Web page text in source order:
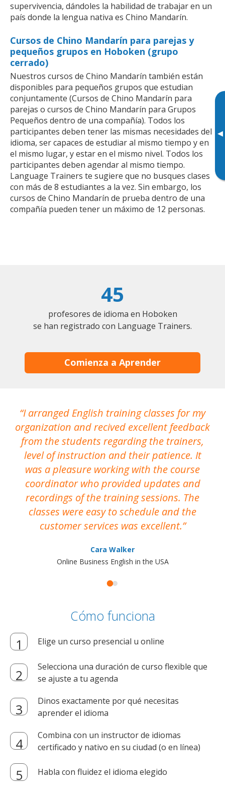
▸
supervivencia, dándoles la habilidad de trabajar en un
país donde la lengua nativa es Chino Mandarín.
Cursos de Chino Mandarín para parejas y
pequeños grupos en Hoboken (grupo
cerrado)
Nuestros cursos de Chino Mandarín también están
disponibles para pequeños grupos que estudian
conjuntamente (Cursos de Chino Mandarín para
parejas o cursos de Chino Mandarín para Grupos
Pequeños dentro de una compañía). Todos los
participantes deben tener las mismas necesidades del
idioma, ser capaces de estudiar al mismo tiempo y en
el mismo lugar, y estar en el mismo nivel. Todos los
participantes deben agendar al mismo tiempo.
Language Trainers te sugiere que no busques clases
con más de 8 estudiantes a la vez. Sin embargo, los
cursos de Chino Mandarín de prueba dentro de una
compañía pueden tener un máximo de 12 personas.
45
profesores de idioma en Hoboken
se han registrado con Language Trainers.
Comienza a Aprender
I arranged English training classes for my
organization and recived excellent feedback
from the students regarding the trainers,
level of instruction and their patience. It
was a pleasure working with the course
coordinator who provided updates and
recordings of the training sessions. The
classes were easy to schedule and the
customer services was excellent.
Cara Walker
Online Business English in the USA
Cómo funciona
Elige un curso presencial u online
Selecciona una duración de curso flexible que
se ajuste a tu agenda
Dinos exactamente por qué necesitas
aprender el idioma
Combina con un instructor de idiomas
certificado y nativo en su ciudad (o en línea)
Habla con fluidez el idioma elegido